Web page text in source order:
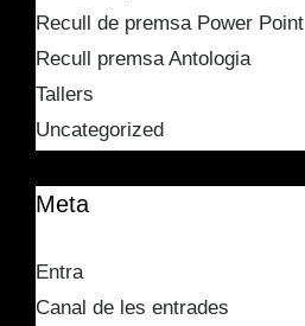
Recull de premsa Power Point
Recull premsa Antologia
Tallers
Uncategorized
Meta
Entra
Canal de les entrades